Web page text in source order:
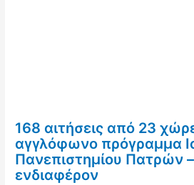
168 αιτήσεις από 23
αγγλόφωνο πρόγραμμα
Πανεπιστημίου Πατρών –
ενδιαφέρον